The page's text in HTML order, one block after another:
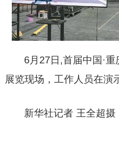
6月27日,首届中国·
展览现场，工作人员在演
新华社记者 王全超摄